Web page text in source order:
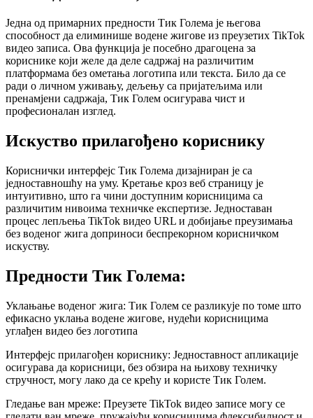
Једна од примарних предности Тик Голема је његова
способност да елиминише водене жигове из преузетих TikTok
видео записа. Ова функција је посебно драгоцена за
кориснике који желе да деле садржај на различитим
платформама без ометања логотипа или текста. Било да се
ради о личном уживању, дељењу са пријатељима или
пренамјени садржаја, Тик Голем осигурава чист и
професионалан изглед.
Искуство прилагођено кориснику
Кориснички интерфејс Тик Голема дизајниран је са
једноставношћу на уму. Кретање кроз веб страницу је
интуитивно, што га чини доступним корисницима са
различитим нивоима техничке експертизе. Једноставан
процес лепљења TikTok видео URL и добијање преузимања
без воденог жига доприноси беспрекорном корисничком
искуству.
Предности Тик Голема:
Уклањање воденог жига: Тик Голем се разликује по томе што
ефикасно уклања водене жигове, нудећи корисницима
углађен видео без логотипа
Интерфејс прилагођен кориснику: Једноставност апликације
осигурава да корисници, без обзира на њихову техничку
стручност, могу лако да се крећу и користе Тик Голем.
Гледање ван мреже: Преузете TikTok видео записе могу се